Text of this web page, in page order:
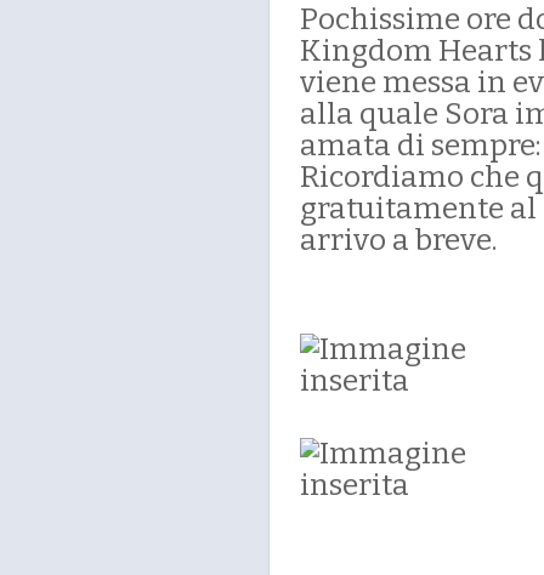
Pochissime ore
Kingdom Hearts
viene messa in
alla quale Sora
amata di
Ricordiamo che
gratuitamente al
arrivo a breve.